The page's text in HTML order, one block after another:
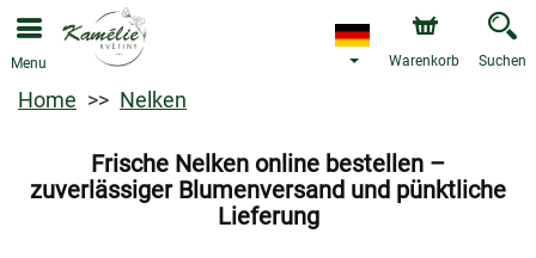
Menu Warenkorb Suchen
Home Nelken
Frische Nelken online bestellen –
zuverlässiger Blumenversand und pünktliche
Lieferung